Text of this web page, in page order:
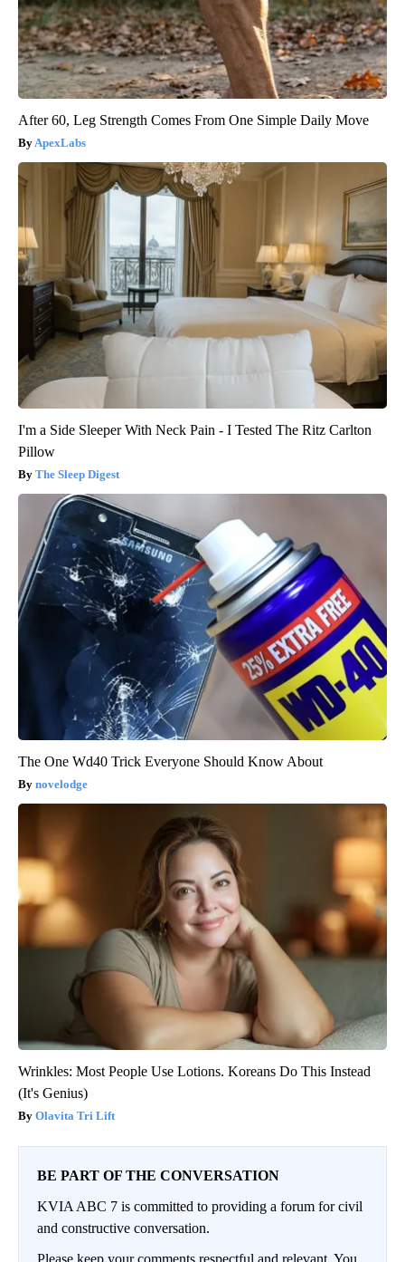
After 60, Leg Strength Comes From One Simple Daily Move
ApexLabs
I'm a Side Sleeper With Neck Pain - I Tested The Ritz Carlton
Pillow
The Sleep Digest
The One Wd40 Trick Everyone Should Know About
novelodge
Wrinkles: Most People Use Lotions. Koreans Do This Instead
(It's Genius)
Olavita Tri Lift
BE PART OF THE CONVERSATION
KVIA ABC 7 is committed to providing a forum for civil
and constructive conversation.
Please keep your comments respectful and relevant. You